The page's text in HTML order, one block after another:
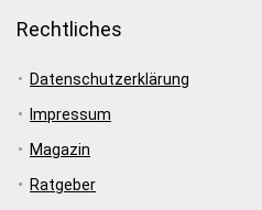
Rechtliches
Datenschutzerklärung
Impressum
Magazin
Ratgeber